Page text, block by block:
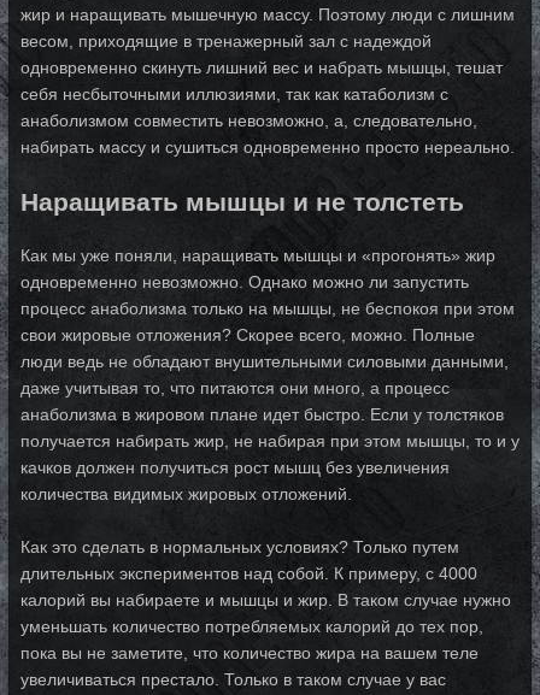
жир и наращивать мышечную массу. Поэтому люди с лишним
весом, приходящие в тренажерный зал с надеждой
одновременно скинуть лишний вес и набрать мышцы, тешат
себя несбыточными иллюзиями, так как катаболизм с
анаболизмом совместить невозможно, а, следовательно,
набирать массу и сушиться одновременно просто нереально.
Наращивать мышцы и не толстеть
Как мы уже поняли, наращивать мышцы и «прогонять» жир
одновременно невозможно. Однако можно ли запустить
процесс анаболизма только на мышцы, не беспокоя при этом
свои жировые отложения? Скорее всего, можно. Полные
люди ведь не обладают внушительными силовыми данными,
даже учитывая то, что питаются они много, а процесс
анаболизма в жировом плане идет быстро. Если у толстяков
получается набирать жир, не набирая при этом мышцы, то и у
качков должен получиться рост мышц без увеличения
количества видимых жировых отложений.
Как это сделать в нормальных условиях? Только путем
длительных экспериментов над собой. К примеру, с 4000
калорий вы набираете и мышцы и жир. В таком случае нужно
уменьшать количество потребляемых калорий до тех пор,
пока вы не заметите, что количество жира на вашем теле
увеличиваться престало. Только в таком случае у вас